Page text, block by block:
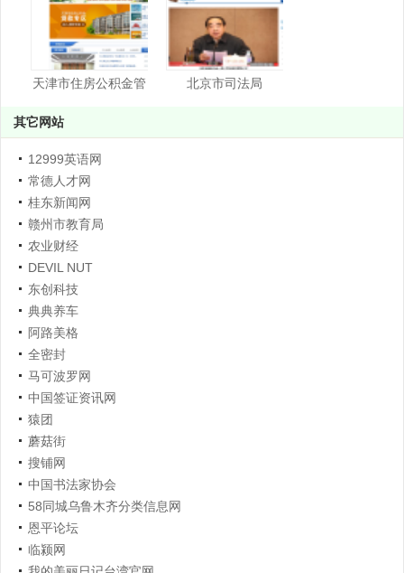
天津市住房公积金管
北京市司法局
其它网站
12999英语网
常德人才网
桂东新闻网
赣州市教育局
农业财经
DEVIL NUT
东创科技
典典养车
阿路美格
全密封
马可波罗网
中国签证资讯网
猿团
蘑菇街
搜铺网
中国书法家协会
58同城乌鲁木齐分类信息网
恩平论坛
临颍网